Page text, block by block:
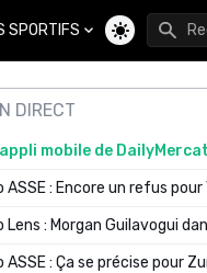
SPORTIFS
Changer de
DIRECT
mobile de
ASSE : Encore un refus pour
Lens : Morgan Guilavogui
ASSE : Ça se précise pour